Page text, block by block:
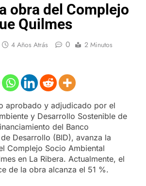
obra del Complejo
Quilmes
4 Años Atrás 0 2 Minutos
aprobado y adjudicado por el
y Desarrollo Sostenible de
del Banco
Desarrollo (BID), avanza la
Complejo Socio Ambiental
en La Ribera. Actualmente, el
de la obra alcanza el 51 %.